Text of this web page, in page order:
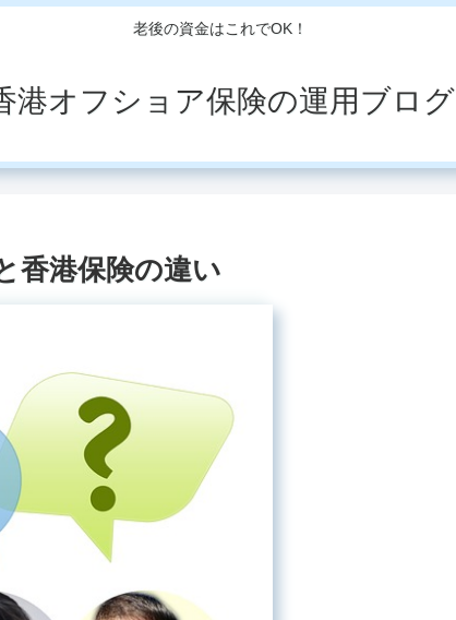
老後の資金はこれでOK！
港オフショア保険の運用ブログ
香港保険の違い